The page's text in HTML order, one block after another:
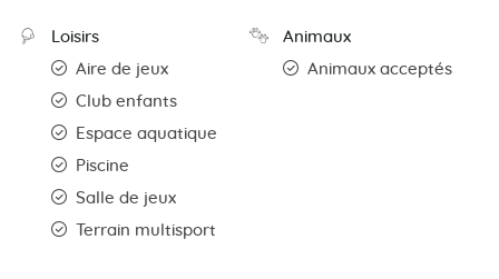
Loisirs
Aire de jeux
Club enfants
Espace aquatique
Piscine
Salle de jeux
Terrain multisport
Animaux
Animaux acceptés